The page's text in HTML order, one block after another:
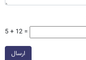
5 + 12 =
ارسال